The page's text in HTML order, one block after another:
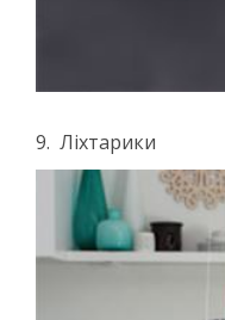
9. Ліхтарики